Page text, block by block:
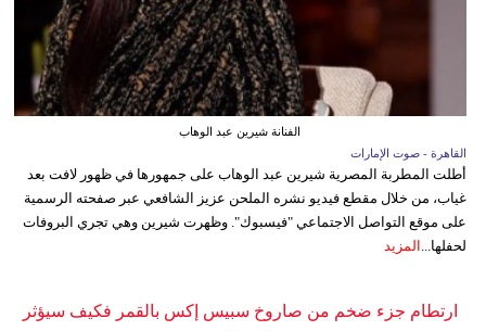
الفنانة شيرين عبد الوهاب
القاهرة - صوت الإمارات
أطلت المطربة المصرية شيرين عبد الوهاب على جمهورها في ظهور لافت بعد
غياب، من خلال مقطع فيديو نشره الملحن عزيز الشافعي عبر صفحته الرسمية
على موقع التواصل الاجتماعي "فيسبوك". وظهرت شيرين وهي تجري البروفات
لحفلها... المزيد
ارتطام جزء ضخم من صاروخ سبيس إكس بالقمر فكيف سيؤثر